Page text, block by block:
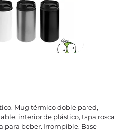
Mug térmico doble pared,
interior de plástico, tapa rosca
para beber. Irrompible. Base